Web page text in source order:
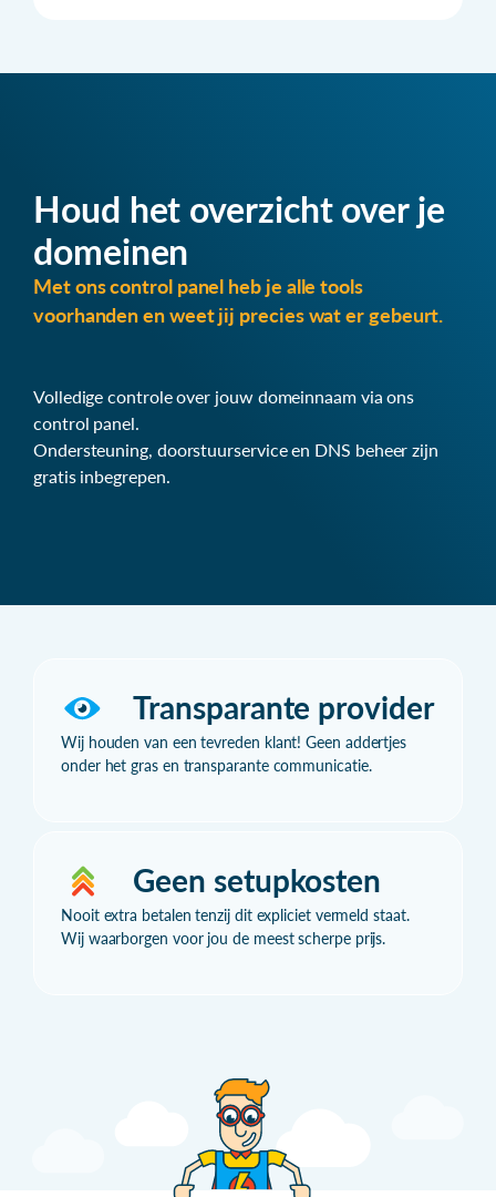
Houd het overzicht over je
domeinen
Met ons control panel heb je alle tools
voorhanden en weet jij precies wat er gebeurt.
Volledige controle over jouw domeinnaam via ons
control panel.
Ondersteuning, doorstuurservice en DNS beheer zijn
gratis inbegrepen.
Transparante provider
Wij houden van een tevreden klant! Geen addertjes
onder het gras en transparante communicatie.
Geen setupkosten
Nooit extra betalen tenzij dit expliciet vermeld staat.
Wij waarborgen voor jou de meest scherpe prijs.